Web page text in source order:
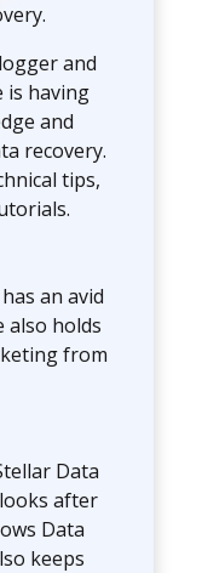
and
is having
and
recovery.
tips,
an avid
also holds
from
Data
after
Data
keeps